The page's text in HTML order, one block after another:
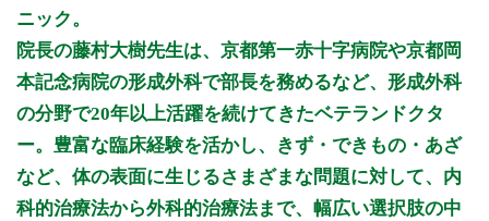
休診日：水曜日・土曜日午後・日曜日・祝日
※診療時間や臨時休診・診療内容等について、事前に必ず医療
機関ホームページ、またはお電話にてご確認ください。
>>病院なびで医療機関の詳細を見る
公式HPはこちら
ニック。
院長の藤村大樹先生は、京都第一赤十字病院や京都岡
本記念病院の形成外科で部長を務めるなど、形成外科
の分野で20年以上活躍を続けてきたベテランドクタ
ー。豊富な臨床経験を活かし、きず・できもの・あざ
など、体の表面に生じるさまざまな問題に対して、内
科的治療法から外科的治療法まで、幅広い選択肢の中